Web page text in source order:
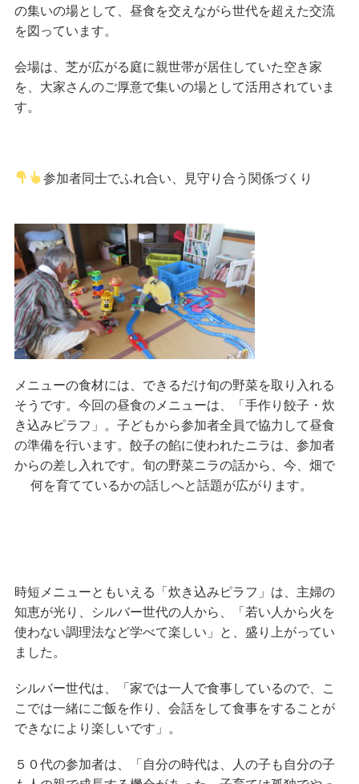
の集いの場として、昼食を交えながら世代を超えた交流
を図っています。
会場は、芝が広がる庭に親世帯が居住していた空き家
を、大家さんのご厚意で集いの場として活用されていま
す。
参加者同士でふれ合い、見守り合う関係づくり
メニューの食材には、できるだけ旬の野菜を取り入れる
そうです。今回の昼食のメニューは、「手作り餃子・炊
き込みピラフ」。子どもから参加者全員で協力して昼食
の準備を行います。餃子の餡に使われたニラは、参加者
からの差し入れです。旬の野菜ニラの話から、今、畑で
何を育てているかの話しへと話題が広がります。
時短メニューともいえる「炊き込みピラフ」は、主婦の
知恵が光り、シルバー世代の人から、「若い人から火を
使わない調理法など学べて楽しい」と、盛り上がってい
ました。
シルバー世代は、「家では一人で食事しているので、こ
こでは一緒にご飯を作り、会話をして食事をすることが
できなにより楽しいです」。
５０代の参加者は、「自分の時代は、人の子も自分の子